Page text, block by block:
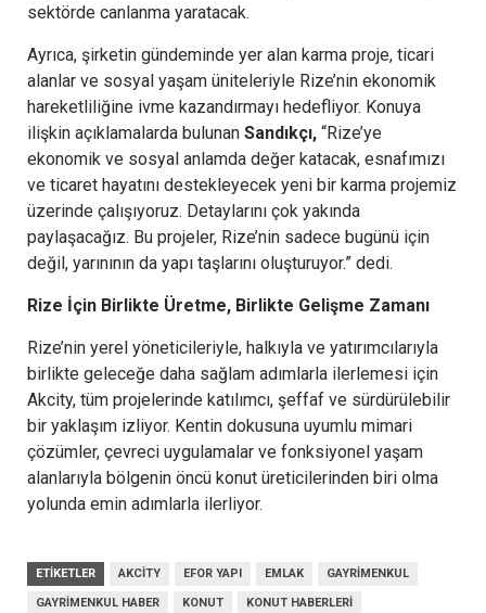
sektörde canlanma yaratacak.
Ayrıca, şirketin gündeminde yer alan karma proje, ticari
alanlar ve sosyal yaşam üniteleriyle Rize’nin ekonomik
hareketliliğine ivme kazandırmayı hedefliyor. Konuya
ilişkin açıklamalarda bulunan Sandıkçı, “Rize’ye
ekonomik ve sosyal anlamda değer katacak, esnafımızı
ve ticaret hayatını destekleyecek yeni bir karma projemiz
üzerinde çalışıyoruz. Detaylarını çok yakında
paylaşacağız. Bu projeler, Rize’nin sadece bugünü için
değil, yarınının da yapı taşlarını oluşturuyor.” dedi.
Rize İçin Birlikte Üretme, Birlikte Gelişme Zamanı
Rize’nin yerel yöneticileriyle, halkıyla ve yatırımcılarıyla
birlikte geleceğe daha sağlam adımlarla ilerlemesi için
Akcity, tüm projelerinde katılımcı, şeffaf ve sürdürülebilir
bir yaklaşım izliyor. Kentin dokusuna uyumlu mimari
çözümler, çevreci uygulamalar ve fonksiyonel yaşam
alanlarıyla bölgenin öncü konut üreticilerinden biri olma
yolunda emin adımlarla ilerliyor.
ETIKETLER AKCITY EFOR YAPI EMLAK GAYRIMENKUL
GAYRIMENKUL HABER KONUT KONUT HABERLERI